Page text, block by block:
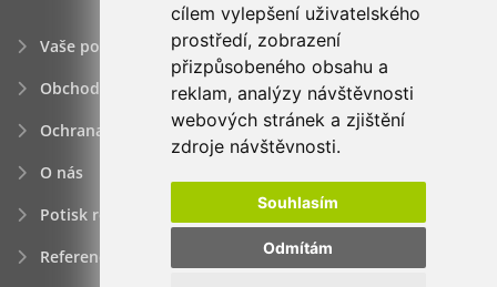
cílem vylepšení uživatelského
prostředí, zobrazení
přizpůsobeného obsahu a
reklam, analýzy návštěvnosti
webových stránek a zjištění
zdroje návštěvnosti.
Souhlasím
Odmítám
Vaše poptávka
Obchodní podmínky
Ochrana osobních údajú
O nás
Potisk reklamních předmětů
Reference